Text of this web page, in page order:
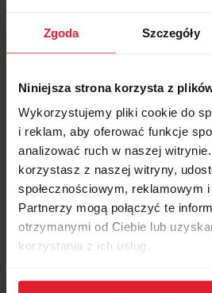
Zgoda Szczegóły
Niniejsza strona korzysta z
Wykorzystujemy pliki cookie do
i reklam, aby oferować funkcje
analizować ruch w naszej
korzystasz z naszej witryny,
społecznościowym, reklamowym
Partnerzy mogą połączyć te
otrzymanymi od Ciebie lub
korzystania z ich usług.
2 918,19 zł
do koszyka